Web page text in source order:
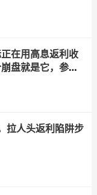
在用高息返利收
盘就是它，参与
拉人头返利陷阱步